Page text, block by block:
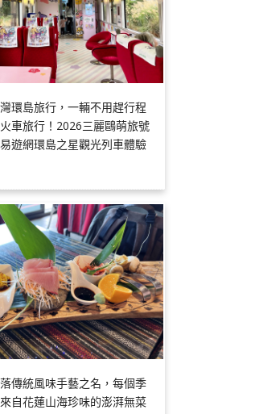
環島旅行，一輛不用趕行程
車旅行！2026三麗鷗萌旅號
遊網環島之星觀光列車體驗
傳統風味手藝之名，每個季
自花蓮山海珍味的澎湃無菜